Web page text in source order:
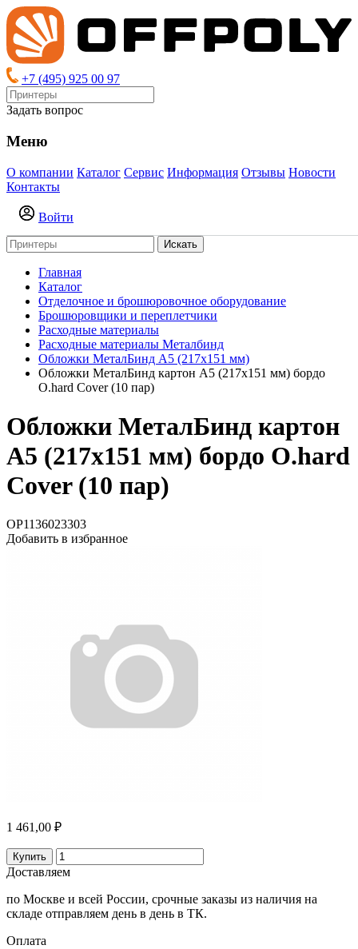
+7 (495) 925 00 97
Задать вопрос
Меню
О компании Каталог Сервис Информация Отзывы Новости
Контакты
Войти
Искать
Главная
Каталог
Отделочное и брошюровочное оборудование
Брошюровщики и переплетчики
Расходные материалы
Расходные материалы Металбинд
Обложки МеталБинд А5 (217х151 мм)
Обложки МеталБинд картон А5 (217х151 мм) бордо
O.hard Cover (10 пар)
Обложки МеталБинд картон
А5 (217х151 мм) бордо O.hard
Cover (10 пар)
OP1136023303
Добавить в избранное
1 461,00 ₽
Купить
Доставляем
по Москве и всей России, срочные заказы из наличия на
складе отправляем день в день в ТК.
Оплата